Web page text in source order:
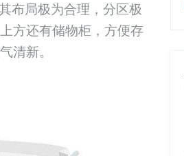
布局极为合理，分区极
方还有储物柜，方便存
清新。